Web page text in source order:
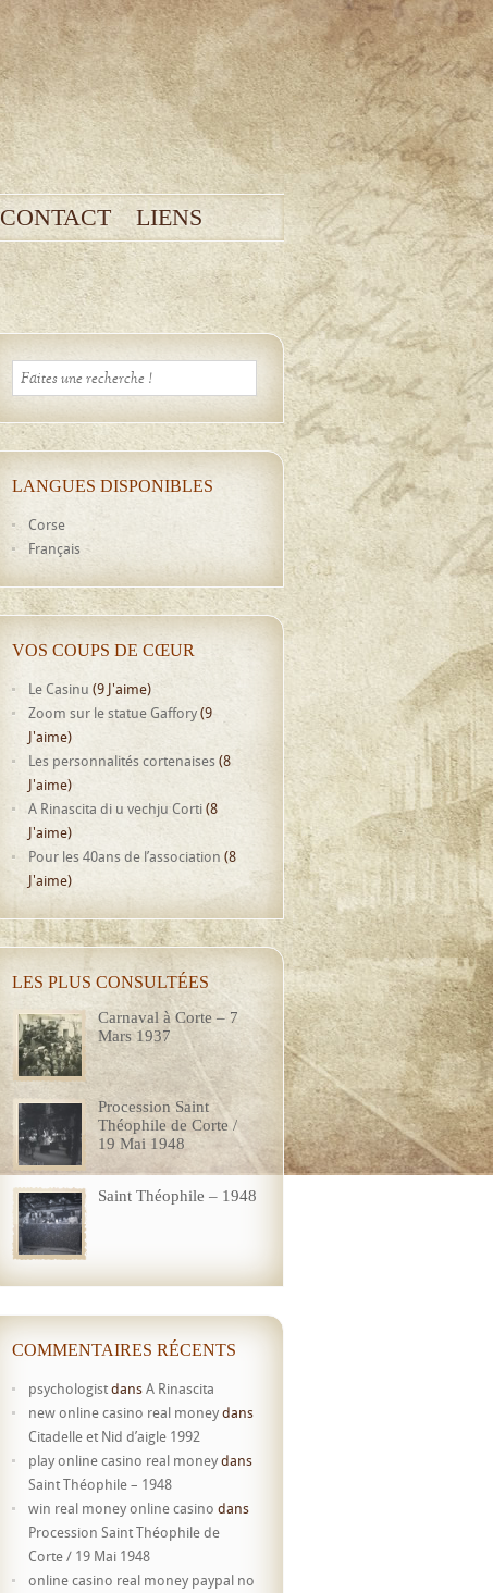
CONTACT LIENS
LANGUES DISPONIBLES
Corse
Français
VOS COUPS DE CŒUR
Le Casinu (9 J'aime)
Zoom sur le statue Gaffory(9
J'aime)
Les personnalités cortenaises(8
J'aime)
A Rinascita di u vechju Corti(8
J'aime)
Pour les 40ans de l’association (8
J'aime)
LES PLUS CONSULTÉES
Carnaval à Corte – 7
Mars 1937
Procession Saint
Théophile de Corte /
19 Mai 1948
Saint Théophile – 1948
COMMENTAIRES RÉCENTS
psychologistdansA Rinascita
new online casino real moneydans
Citadelle et Nid d’aigle 1992
play online casino real moneydans
Saint Théophile – 1948
win real money online casino dans
Procession Saint Théophile de
Corte / 19 Mai 1948
online casino real money paypal no